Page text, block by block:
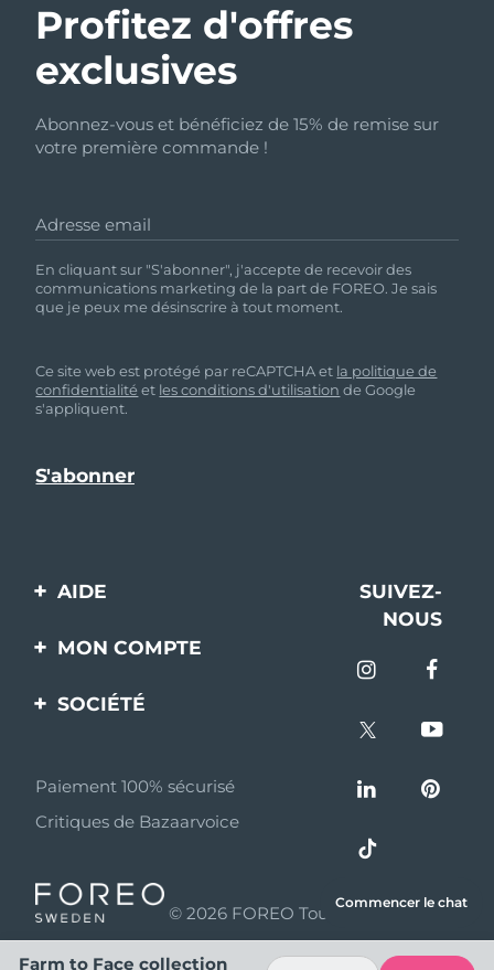
Profitez d'offres
exclusives
Abonnez-vous et bénéficiez de 15% de remise sur
votre première commande !
Adresse email
En cliquant sur "S'abonner", j'accepte de recevoir des
communications marketing de la part de FOREO. Je sais
que je peux me désinscrire à tout moment.
Ce site web est protégé par reCAPTCHA et la politique de
confidentialité et les conditions d'utilisation de Google
s'appliquent.
AIDE
Contactez-nous
livraisons
Questions et réponses
Informations sur la
SUIVEZ-
NOUS
MON COMPTE
Enregistrement produit
SOCIÉTÉ
Programme d’affiliation
Nouvelles d'affiliation
Partenaires
distributeurs
Paiement 100% sécurisé
Critiques de Bazaarvoice
© 2026 FOREO Tous droits réservés
Commencer le chat
Farm to Face collection